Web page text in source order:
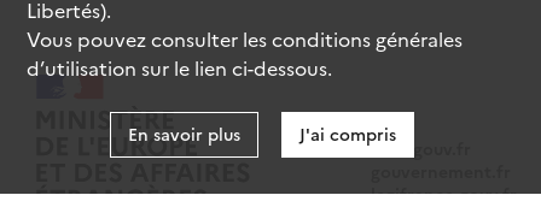
data.gouv.fr
legifrance.gouv.fr
Libertés).
Vous pouvez consulter les conditions générales
d’utilisation sur le lien ci-dessous.
En savoir plus J'ai compris